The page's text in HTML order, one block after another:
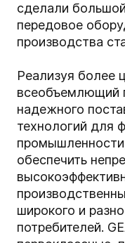
сделали
передовое
производства
Реализуя более
всеобъемлющий
надежного
технологий для
обеспечить
широкого и
потребителей.